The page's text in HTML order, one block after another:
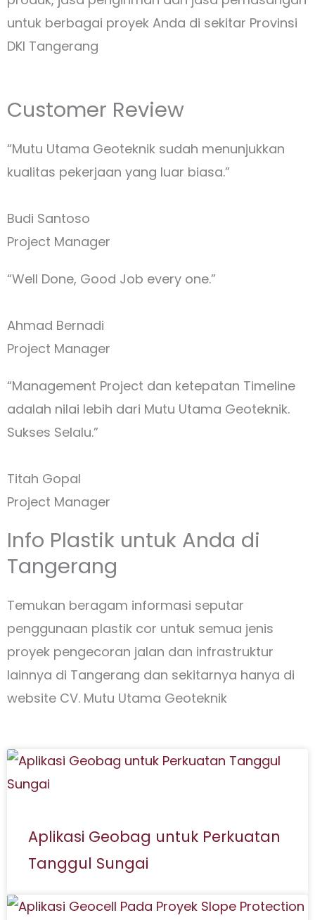
untuk berbagai proyek Anda di sekitar Provinsi
DKI Tangerang
Customer Review
“Mutu Utama Geoteknik sudah menunjukkan
kualitas pekerjaan yang luar biasa.”
Budi Santoso
Project Manager
“Well Done, Good Job every one.”
Ahmad Bernadi
Project Manager
“Management Project dan ketepatan Timeline
adalah nilai lebih dari Mutu Utama Geoteknik.
Sukses Selalu.”
Titah Gopal
Project Manager
Info Plastik untuk Anda di
Tangerang
Temukan beragam informasi seputar
penggunaan plastik cor untuk semua jenis
proyek pengecoran jalan dan infrastruktur
lainnya di Tangerang dan sekitarnya hanya di
website CV. Mutu Utama Geoteknik
Aplikasi Geobag untuk Perkuatan
Tanggul Sungai